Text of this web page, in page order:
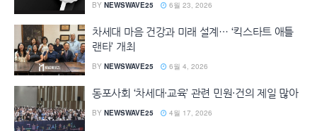
BY NEWSWAVE25 6월 23, 2026
차세대 마음 건강과 미래 설계… ‘킥스타트 애틀
랜타’ 개최
BY NEWSWAVE25 6월 4, 2026
동포사회 ‘차세대·교육’ 관련 민원·건의 제일 많아
BY NEWSWAVE25 4월 17, 2026